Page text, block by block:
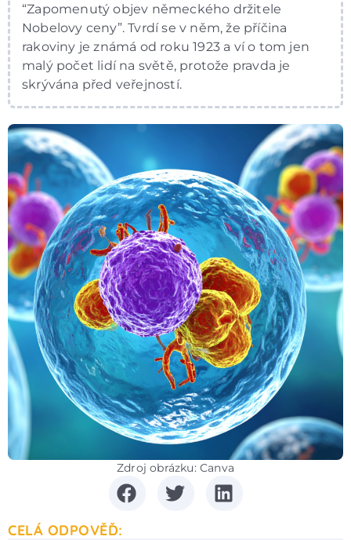
“Zapomenutý objev německého držitele
Nobelovy ceny”. Tvrdí se v něm, že příčina
rakoviny je známá od roku 1923 a ví o tom jen
malý počet lidí na světě, protože pravda je
skrývána před veřejností.
Zdroj obrázku: Canva
CELÁ ODPOVĚĎ: